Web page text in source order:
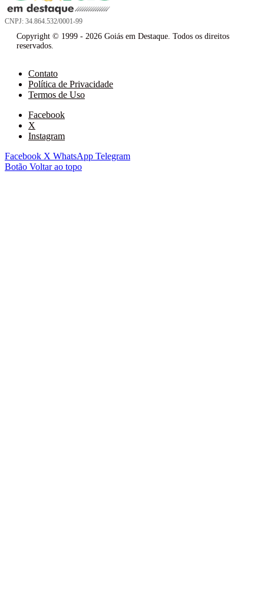
CNPJ: 34.864.532/0001-99
Copyright © 1999 - 2026 Goiás em Destaque. Todos os direitos
reservados.
Contato
Política de Privacidade
Termos de Uso
Facebook
X
Instagram
Facebook X WhatsApp Telegram
Botão Voltar ao topo